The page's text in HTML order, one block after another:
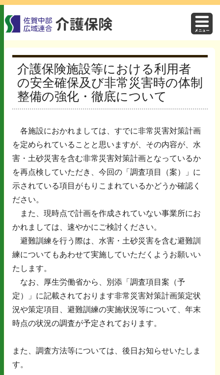
介護保険施設等における利用者
の安全確保及び非常災害時の体制
整備の強化・徹底について
各施設におかれましては、すでに非常災害対策計画
を定められていることと思いますが、その内容が、水
害・土砂災害を含む非常災害対策計画となっているか
を再点検していただき、今回の「調査項目（案）」に
示されている項目がもりこまれているかどうか確認く
ださい。
また、現時点で計画を作成されていない事業所にお
かれましては、速やかにご検討ください。
避難訓練を行う際は、水害・土砂災害を含む避難訓
練についてもあわせて実施していただくようお願いい
たします。
なお、厚生労働省から、別添「調査項目案（予
定）」に記載されております非常災害対策計画策定状
況や策定項目、避難訓練の実施状況等について、年末
時点の状況の調査が予定されております。
また、調査方法等については、後日お知らせいたしま
す。